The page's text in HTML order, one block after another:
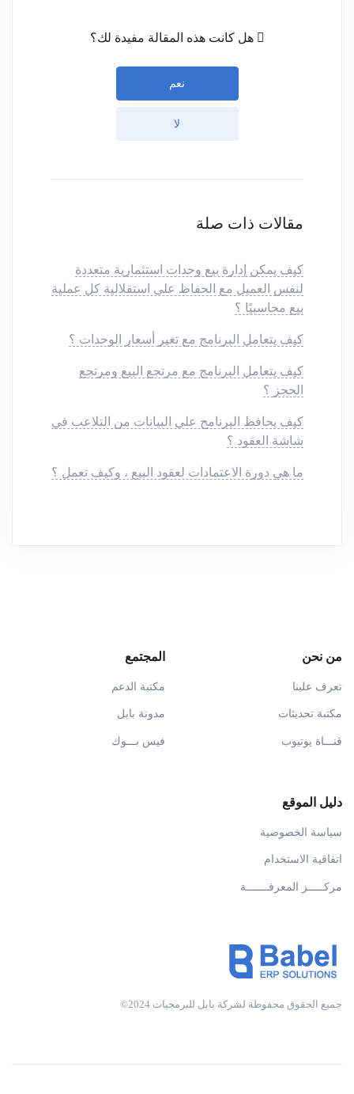
هل كانت هذه المقالة مفيدة لك؟
نعم
لا
مقالات ذات صلة
كيف يمكن إدارة بيع وحدات استثمارية متعددة
لنفس العميل مع الحفاظ على استقلالية كل عملية
بيع محاسبيًا ؟
كيف يتعامل البرنامج مع تغير أسعار الوحدات ؟
كيف يتعامل البرنامج مع مرتجع البيع ومرتجع
الحجز ؟
كيف يحافظ البرنامج على البيانات من التلاعب في
شاشة العقود ؟
ما هي دورة الاعتمادات لعقود البيع ، وكيف تعمل ؟
من نحن
تعرف علينا
مكتبة تحديثات
قنـــاة يوتيوب
المجتمع
مكتبة الدعم
مدونة بابل
فيس بـــوك
دليل الموقع
سياسة الخصوصية
اتفاقية الاستخدام
مركـــــز المعرفـــــــة
جميع الحقوق محفوظة لشركة بابل للبرمجيات 2024©